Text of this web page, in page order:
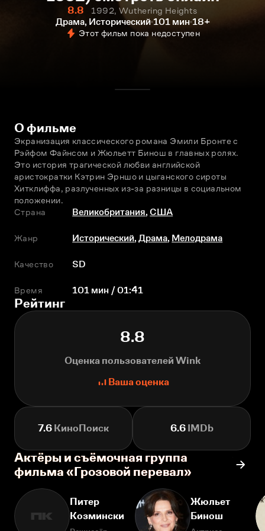
8.8
1992, Wuthering Heights
Драма, Исторический 101 мин 18+
Этот фильм пока недоступен
О фильме
Экранизация классического романа Эмили Бронте с
Рэйфом Файнсом и Жюльетт Бинош в главных ролях.
Это история трагической любви английской
аристократки Кэтрин Эрншо и цыганского сироты
Хитклиффа, разлученных из-за разницы в социальном
положении.
Страна
Великобритания,США
Жанр Исторический,Драма, Мелодрама
Качество SD
Время 101 мин / 01:41
Рейтинг
8.8
Оценка пользователей Wink
Ваша оценка
7.6 КиноПоиск 6.6IMDb
Актёры и съёмочная группа
фильма «Грозовой перевал»
ПК
Питер
Козмински
Жюльет
Бинош